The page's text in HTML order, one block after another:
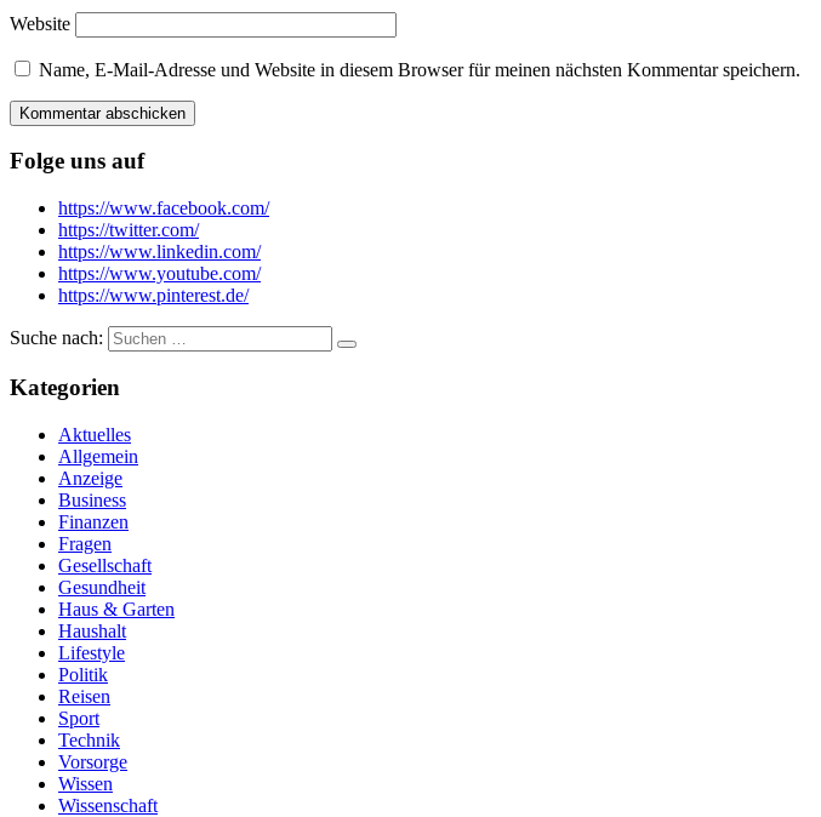
Website
Name, E-Mail-Adresse und Website in diesem Browser für meinen nächsten Kommentar speichern.
Folge uns auf
https://www.facebook.com/
https://twitter.com/
https://www.linkedin.com/
https://www.youtube.com/
https://www.pinterest.de/
Suche nach:
Kategorien
Aktuelles
Allgemein
Anzeige
Business
Finanzen
Fragen
Gesellschaft
Gesundheit
Haus & Garten
Haushalt
Lifestyle
Politik
Reisen
Sport
Technik
Vorsorge
Wissen
Wissenschaft